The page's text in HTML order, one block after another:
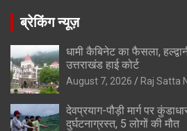
ब्रेकिंग न्यूज़
धामी कैबिनेट का फैसला,
उत्तराखंड हाई कोर्ट
August 7, 2026 Raj Satta
देवप्रयाग-पौड़ी मार्ग पर
दुर्घटनाग्रस्त, 5 लोगों की मौत